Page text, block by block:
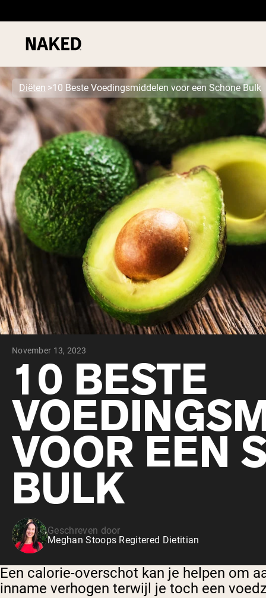
Populaire Zoektermen
”Protein Powder“
”Overnight Oats“
”Vegan protein“
”Collagen“
”Micellar Casein“
PROTEIN
Diëten 10 Beste Voedingsmiddelen voor een Schone Bulk
November 13, 2023
10 BESTE
VOOR EEN
BULK
Geschreven door
Meghan Stoops Regitered Dietitian
Een calorie-overschot kan je helpen om
inname verhogen terwijl je toch een